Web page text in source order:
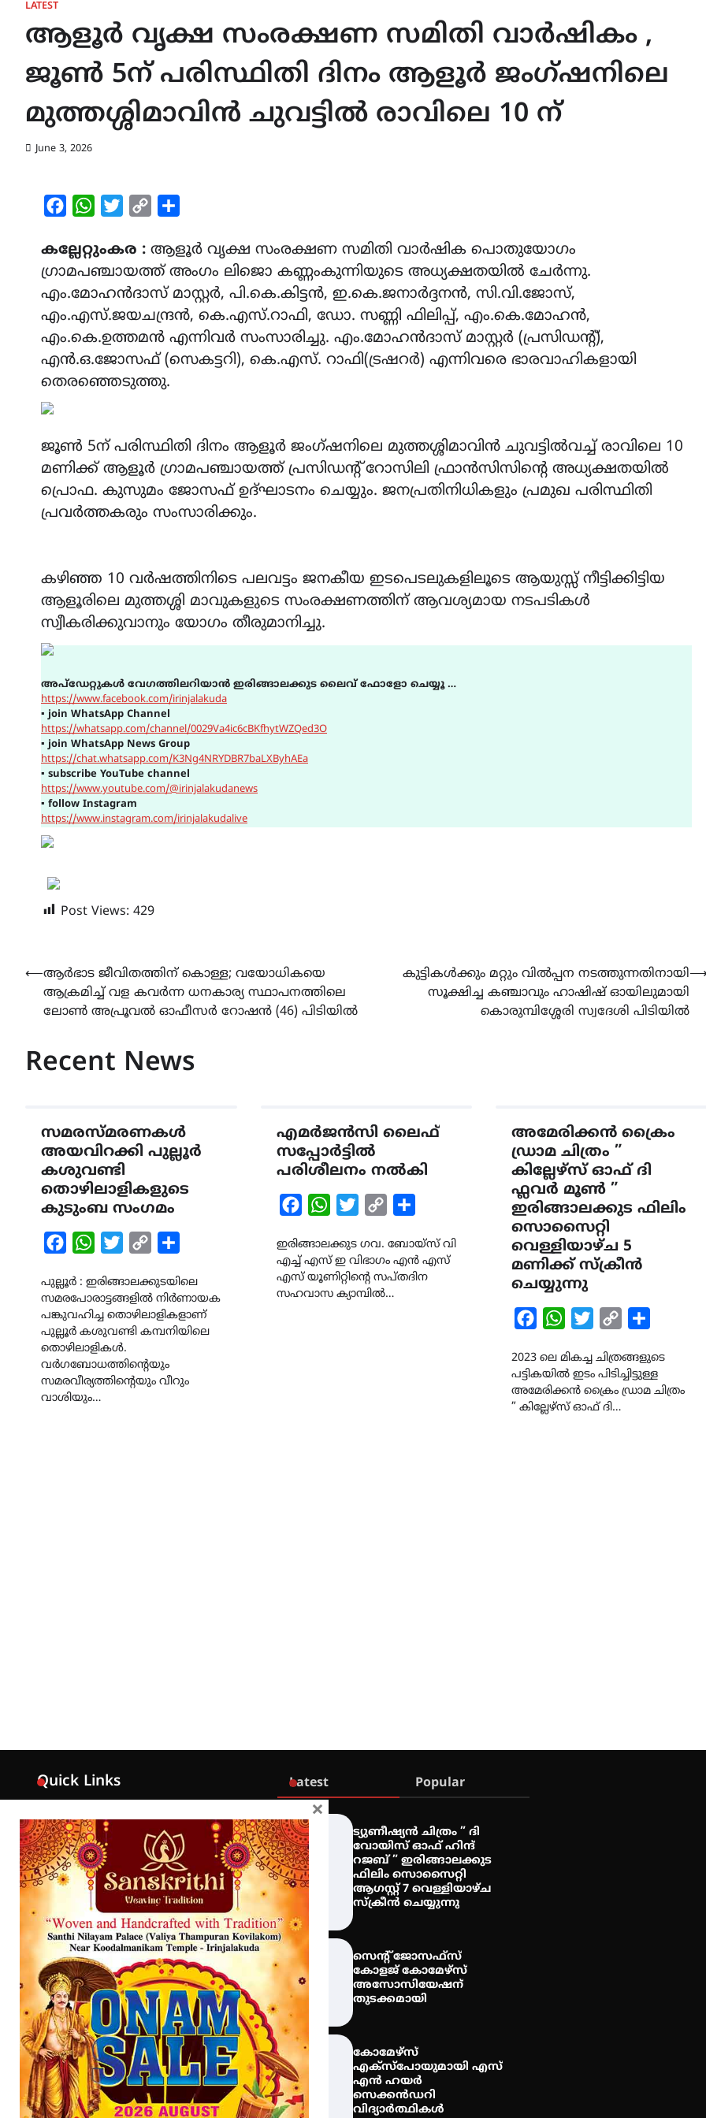
LATEST
ആളൂർ വൃക്ഷ സംരക്ഷണ സമിതി വാർഷികം ,
ജൂൺ 5ന് പരിസ്ഥിതി ദിനം ആളൂർ ജംഗ്ഷനിലെ
മുത്തശ്ശിമാവിൻ ചുവട്ടിൽ രാവിലെ 10 ന്
June 3, 2026
FacebookWhatsAppTwitterCopy
കല്ലേറ്റുംകര : ആളൂർ വൃക്ഷ സംരക്ഷണ സമിതി വാർഷിക പൊതുയോഗം
ഗ്രാമപഞ്ചായത്ത് അംഗം ലിജൊ കണ്ണംകുന്നിയുടെ അധ്യക്ഷതയിൽ ചേർന്നു.
എം.മോഹൻദാസ് മാസ്റ്റർ, പി.കെ.കിട്ടൻ, ഇ.കെ.ജനാർദ്ദനൻ, സി.വി.ജോസ്,
എം.എസ്.ജയചന്ദ്രൻ, കെ.എസ്.റാഫി, ഡോ. സണ്ണി ഫിലിപ്പ്, എം.കെ.മോഹൻ,
എം.കെ.ഉത്തമൻ എന്നിവർ സംസാരിച്ചു. എം.മോഹൻദാസ് മാസ്റ്റർ (പ്രസിഡൻ്റ്),
എൻ.ഒ.ജോസഫ് (സെകട്ടറി), കെ.എസ്. റാഫി(ട്രഷറർ) എന്നിവരെ ഭാരവാഹികളായി
തെരഞ്ഞെടുത്തു.
ജൂൺ 5ന് പരിസ്ഥിതി ദിനം ആളൂർ ജംഗ്ഷനിലെ മുത്തശ്ശിമാവിൻ ചുവട്ടിൽവച്ച് രാവിലെ 10
മണിക്ക് ആളൂർ ഗ്രാമപഞ്ചായത്ത് പ്രസിഡൻ്റ് റോസിലി ഫ്രാൻസിസിൻ്റെ അധ്യക്ഷതയിൽ
പ്രൊഫ. കുസുമം ജോസഫ് ഉദ്ഘാടനം ചെയ്യും. ജനപ്രതിനിധികളും പ്രമുഖ പരിസ്ഥിതി
പ്രവർത്തകരും സംസാരിക്കും.
കഴിഞ്ഞ 10 വർഷത്തിനിടെ പലവട്ടം ജനകീയ ഇടപെടലുകളിലൂടെ ആയുസ്സ് നീട്ടിക്കിട്ടിയ
ആളൂരിലെ മുത്തശ്ശി മാവുകളുടെ സംരക്ഷണത്തിന് ആവശ്യമായ നടപടികൾ
സ്വീകരിക്കുവാനും യോഗം തീരുമാനിച്ചു.
അപ്ഡേറ്റുകൾ വേഗത്തിലറിയാൻ ഇരിങ്ങാലക്കുട ലൈവ് ഫോളോ ചെയ്യൂ …
https://www.facebook.com/irinjalakuda
▪join WhatsApp Channel
https://whatsapp.com/channel/0029Va4ic6cBKfhytWZQed3O
▪join WhatsApp News Group
https://chat.whatsapp.com/K3Ng4NRYDBR7baLXByhAEa
▪ subscribe YouTube channel
https://www.youtube.com/@irinjalakudanews
▪ follow Instagram
https://www.instagram.com/irinjalakudalive
Post Views: 429
Post
navigation
⟵ആർഭാട ജീവിതത്തിന് കൊള്ള; വയോധികയെ
ആക്രമിച്ച് വള കവർന്ന ധനകാര്യ സ്ഥാപനത്തിലെ
ലോൺ അപ്രൂവൽ ഓഫീസർ റോഷൻ (46) പിടിയിൽ
കുട്ടികൾക്കും മറ്റും വിൽപ്പന നടത്തുന്നതിനായി
സൂക്ഷിച്ച കഞ്ചാവും ഹാഷിഷ് ഓയിലുമായി
കൊരുമ്പിശ്ശേരി സ്വദേശി പിടിയിൽ
Recent News
സമരസ്മരണകൾ
അയവിറക്കി പുല്ലൂർ
കശുവണ്ടി
തൊഴിലാളികളുടെ
കുടുംബ സംഗമം
FacebookWhatsAppTwitterCopy
പുല്ലൂർ : ഇരിങ്ങാലക്കുടയിലെ
സമരപോരാട്ടങ്ങളിൽ നിർണായക
പങ്കുവഹിച്ച തൊഴിലാളികളാണ്
പുല്ലൂർ കശുവണ്ടി കമ്പനിയിലെ
തൊഴിലാളികൾ.
വർഗബോധത്തിൻ്റെയും
സമരവീര്യത്തിൻ്റെയും വീറും
വാശിയും…
എമർജൻസി ലൈഫ്
സപ്പോർട്ടിൽ
പരിശീലനം നൽകി
FacebookWhatsAppTwitterCopy
ഇരിങ്ങാലക്കുട ഗവ. ബോയ്സ് വി
എച്ച് എസ് ഇ വിഭാഗം എൻ എസ്
എസ് യൂണിറ്റിന്റെ സപ്തദിന
സഹവാസ ക്യാമ്പിൽ…
അമേരിക്കൻ ക്രൈം
ഡ്രാമ ചിത്രം ”
കില്ലേഴ്സ് ഓഫ് ദി
ഫ്ലവർ മൂൺ ”
ഇരിങ്ങാലക്കുട ഫിലിം
സൊസൈറ്റി
വെള്ളിയാഴ്ച 5
മണിക്ക് സ്ക്രീൻ
ചെയ്യുന്നു
FacebookWhatsAppTwitterCopy
2023 ലെ മികച്ച ചിത്രങ്ങളുടെ
പട്ടികയിൽ ഇടം പിടിച്ചിട്ടുള്ള
അമേരിക്കൻ ക്രൈം ഡ്രാമ ചിത്രം
” കില്ലേഴ്സ് ഓഫ് ദി…
ശക്തമായ കാറ്റിന് സാധ്യത –
ആഗസ്റ്റ് 12 വരെ മഴ തുടരും,
തൃശൂർ ജില്ലയിൽ മഞ്ഞ
അലർട്ട്
August 8, 2026
Quick Links
Latest
Exclusive
Sanchari
Contact
Crime
Latest Popular
ട്യുണീഷ്യൻ ചിത്രം ” ദി
വോയിസ് ഓഫ് ഹിന്ദ്
റജബ് ” ഇരിങ്ങാലക്കുട
ഫിലിം സൊസൈറ്റി
ആഗസ്റ്റ് 7 വെള്ളിയാഴ്ച
സ്‌ക്രീൻ ചെയ്യുന്നു
സെന്റ് ജോസഫ്സ്
കോളജ് കോമേഴ്‌സ്
അസോസിയേഷന്
തുടക്കമായി
കോമേഴ്സ്
എക്സ്പോയുമായി എസ്
എൻ ഹയർ
സെക്കൻഡറി
വിദ്യാർത്ഥികൾ
×